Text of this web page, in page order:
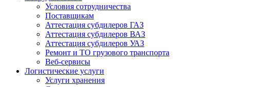
Условия сотрудничества
Поставщикам
Аттестация субдилеров ГАЗ
Аттестация субдилеров ВАЗ
Аттестация субдилеров УАЗ
Ремонт и ТО грузового транспорта
Веб-сервисы
Логистические услуги
Услуги хранения